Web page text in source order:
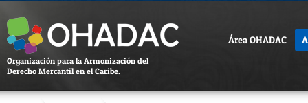
Organización para la Armonización del
Derecho Mercantil en el Caribe.
Área OHADAC